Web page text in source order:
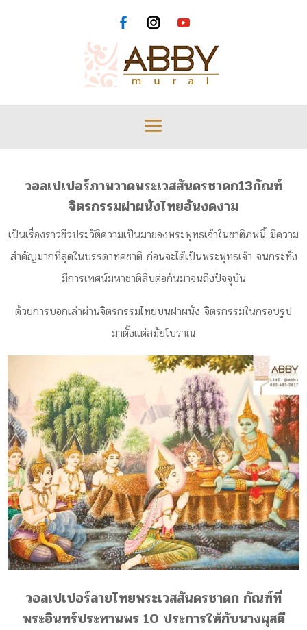
วอลเปเปอร์ภาพวาดพระเวสสันดรชาดก13กัณฑ์
จิตรกรรมฝาผนังไทยอันงดงาม
เป็นเรื่องราวชีวประวัติความเป็นมาของพระพุทธเจ้าในชาติภพนี้ มีความ
สำคัญมากที่สุดในบรรดาทศชาติ ก่อนจะได้เป็นพระพุทธเจ้า จนกระทั่ง
มีการเทศน์มหาชาติสืบต่อกันมาจนถึงปัจจุบัน
ด้วยการบอกเล่าผ่านจิตรกรรมไทยบนฝาผนัง จิตรกรรมในกรอบรูป
มาตั้งแต่สมัยโบราณ
วอลเปเปอร์ลายไทยพระเวสสันดรชาดก กัณฑ์ที่
พระอินทร์ประทานพร 10 ประการให้กับนางผุสดี